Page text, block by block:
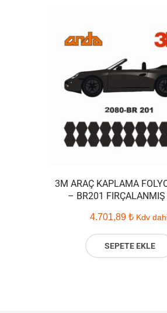
3M ARAÇ KAPLAMA
– BR201 FIRÇALANMIŞ
4.701,89 ₺ Kdv
SEPETE EKLE